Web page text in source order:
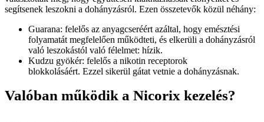
segítsenek leszokni a dohányzásról. Ezen összetevők közül néhány:
Guarana: felelős az anyagcseréért azáltal, hogy emésztési
folyamatát megfelelően működteti, és elkerüli a dohányzásról
való leszokástól való félelmet: hízik.
Kudzu gyökér: felelős a nikotin receptorok
blokkolásáért. Ezzel sikerül gátat vetnie a dohányzásnak.
Valóban működik a Nicorix kezelés?